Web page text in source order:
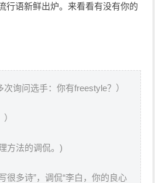
行语新鲜出炉。来看看有没有你的
询问选手：你有freestyle？）
方法的调侃。)
很多诗”，调侃“李白，你的良心